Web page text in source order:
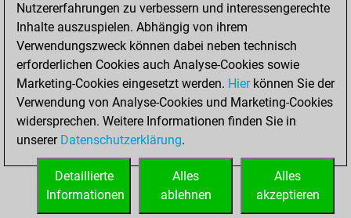
Bauer setzt Matt
0
Erstickte Matts
Unterverwandlungen
Türme auf der siebten
0
STARTSEITE
Nutzererfahrungen zu verbessern und interessengerechte
Inhalte auszuspielen. Abhängig von ihrem
Verwendungszweck können dabei neben technisch
erforderlichen Cookies auch Analyse-Cookies sowie
Marketing-Cookies eingesetzt werden. Hierkönnen Sie der
Verwendung von Analyse-Cookies und Marketing-Cookies
widersprechen. Weitere Informationen finden Sie in
unserer Datenschutzerklärung.
Alles
akzeptieren
Alles
ablehnen
Detaillierte
Informationen